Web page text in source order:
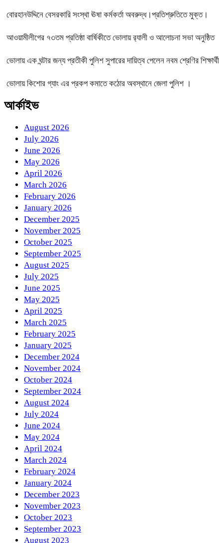
বোরহানউদ্দিনে বেসরকারি সংস্থা ঊষা কর্মকর্তা অবরুদ্ধ।প্রতিশ্রুতিতে মুক্ত।
আওয়ামীলীগের ৭৩তম প্রতিষ্ঠা বার্ষিকীতে ভোলায় র‌্যালী ও আলোচনা সভা অনুষ্ঠিত
ভোলায় এক ঘন্টার জন্য প্রতীকী পুলিশ সুপারের দায়িত্ব পেলেন নবম শ্রেণির শিক্ষার্থী
ভোলায় কিশোর গ্যাং এর প্রকপ কমাতে কঠোর অবস্থানে জেলা পুলিশ ।
আর্কাইভ
August 2026
July 2026
June 2026
May 2026
April 2026
March 2026
February 2026
January 2026
December 2025
November 2025
October 2025
September 2025
August 2025
July 2025
June 2025
May 2025
April 2025
March 2025
February 2025
January 2025
December 2024
November 2024
October 2024
September 2024
August 2024
July 2024
June 2024
May 2024
April 2024
March 2024
February 2024
January 2024
December 2023
November 2023
October 2023
September 2023
August 2023